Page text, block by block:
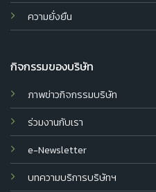
ความยั่งยืน
กิจกรรมของบริษัท
ภาพข่าวกิจกรรมบริษัท
ร่วมงานกับเรา
e-Newsletter
บทความบริการบริษัทฯ